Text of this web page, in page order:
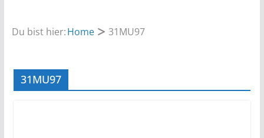
Du bist hier:Home 31MU97
31MU97